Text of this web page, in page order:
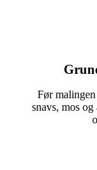
Før
snavs, mos